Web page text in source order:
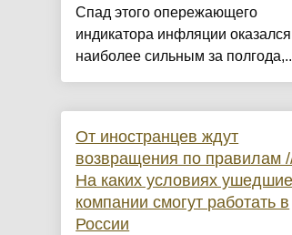
Спад этого опережающего
индикатора инфляции оказался
наиболее сильным за
От иностранцев ждут
возвращения по правилам
На каких условиях ушедшие
компании смогут работать в
России